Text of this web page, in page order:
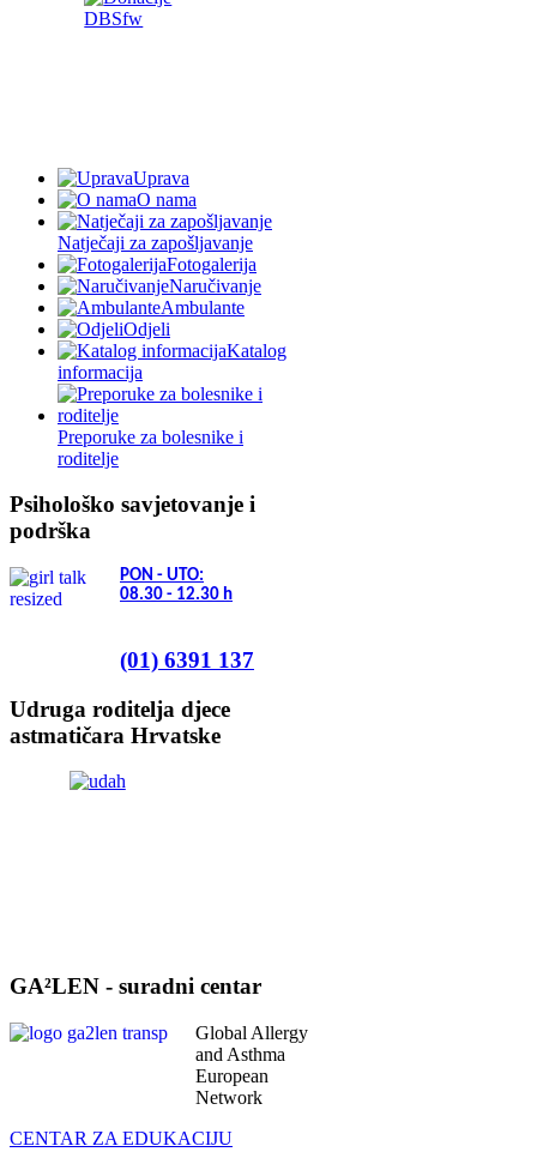
Uprava
O nama
Natječaji za zapošljavanje
Fotogalerija
Naručivanje
Ambulante
Odjeli
Katalog
informacija
Preporuke za bolesnike i
roditelje
Psihološko savjetovanje i
podrška
PON - UTO:
08.30 - 12.30 h
(01) 6391 137
Udruga roditelja djece
astmatičara Hrvatske
GA²LEN - suradni centar
Global Allergy
and Asthma
European
Network
CENTAR ZA EDUKACIJU